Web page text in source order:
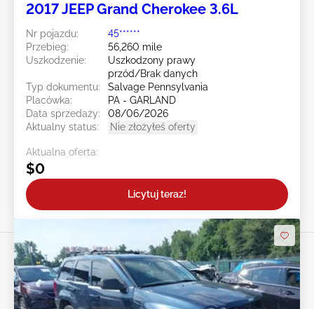
2017 JEEP Grand Cherokee 3.6L
Nr pojazdu:
45******
Przebieg:
56,260 mile
Uszkodzenie:
Uszkodzony prawy
przód/Brak danych
Typ dokumentu:
Salvage Pennsylvania
Placówka:
PA - GARLAND
Data sprzedaży:
08/06/2026
Aktualny status:
Nie złożyłeś oferty
Aktualna oferta:
$0
Licytuj teraz!